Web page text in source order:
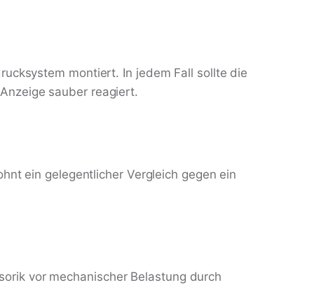
montiert. In jedem Fall sollte die
sauber reagiert.
ein gelegentlicher Vergleich gegen ein
vor mechanischer Belastung durch